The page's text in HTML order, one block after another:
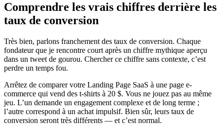
Comprendre les vrais chiffres derrière les
taux de conversion
Très bien, parlons franchement des taux de conversion. Chaque
fondateur que je rencontre court après un chiffre mythique aperçu
dans un tweet de gourou. Chercher ce chiffre sans contexte, c’est
perdre un temps fou.
Arrêtez de comparer votre Landing Page SaaS à une page e-
commerce qui vend des t-shirts à 20 $. Vous ne jouez pas au même
jeu. L’un demande un engagement complexe et de long terme ;
l’autre correspond à un achat impulsif. Bien sûr, leurs taux de
conversion seront très différents — et c’est normal.